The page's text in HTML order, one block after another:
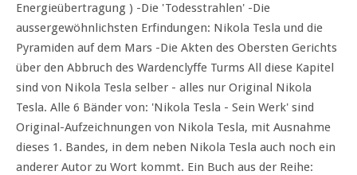
Energieübertragung ) -Die 'Todesstrahlen' -Die
aussergewöhnlichsten Erfindungen: Nikola Tesla und die
Pyramiden auf dem Mars -Die Akten des Obersten Gerichts
über den Abbruch des Wardenclyffe Turms All diese Kapitel
sind von Nikola Tesla selber - alles nur Original Nikola
Tesla. Alle 6 Bänder von: 'Nikola Tesla - Sein Werk' sind
Original-Aufzeichnungen von Nikola Tesla, mit Ausnahme
dieses 1. Bandes, in dem neben Nikola Tesla auch noch ein
anderer Autor zu Wort kommt. Ein Buch aus der Reihe: